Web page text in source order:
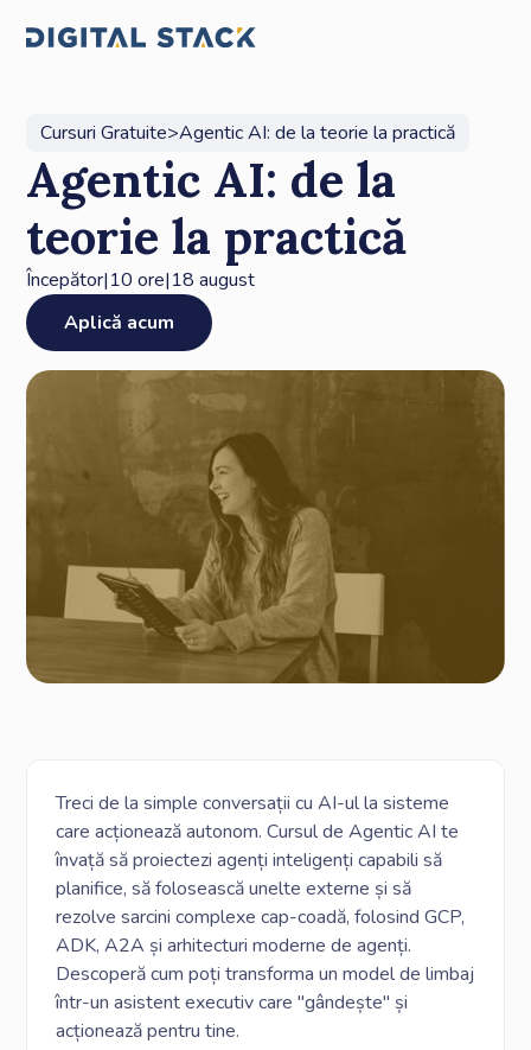
Cursuri Gratuite>Agentic AI: de la teorie la practică
Agentic AI: de la
teorie la practică
Începător|10 ore|18 august
Aplică acum
Treci de la simple conversații cu AI-ul la sisteme
care acționează autonom. Cursul de Agentic AI te
învață să proiectezi agenți inteligenți capabili să
planifice, să folosească unelte externe și să
rezolve sarcini complexe cap-coadă, folosind GCP,
ADK, A2A și arhitecturi moderne de agenți.
Descoperă cum poți transforma un model de limbaj
într-un asistent executiv care "gândește" și
acționează pentru tine.